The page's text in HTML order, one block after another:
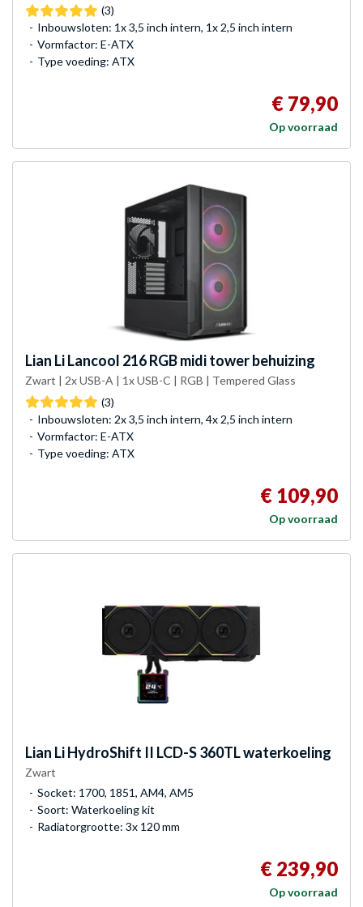
(3)
Inbouwsloten: 1x 3,5 inch intern, 1x 2,5 inch intern
Vormfactor: E-ATX
Type voeding: ATX
€ 79,90
Op voorraad
Lian LiLancool 216 RGB midi tower behuizing
Zwart | 2x USB-A | 1x USB-C | RGB | Tempered Glass
(3)
Inbouwsloten: 2x 3,5 inch intern, 4x 2,5 inch intern
Vormfactor: E-ATX
Type voeding: ATX
€ 109,90
Op voorraad
Lian LiHydroShift II LCD-S 360TL waterkoeling
Zwart
Socket: 1700, 1851, AM4, AM5
Soort: Waterkoeling kit
Radiatorgrootte: 3x 120 mm
€ 239,90
Op voorraad